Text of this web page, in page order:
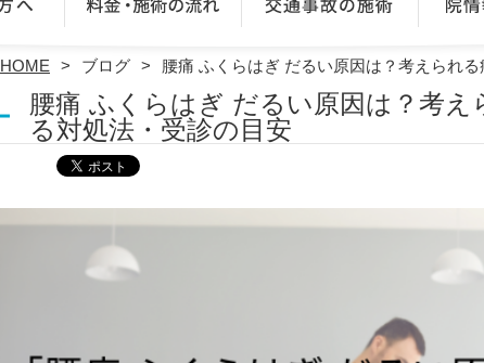
HOME ブログ 腰痛 ふくらはぎ だるい原因は？考えられ
腰痛 ふくらはぎ だるい原因は？考
る対処法・受診の目安